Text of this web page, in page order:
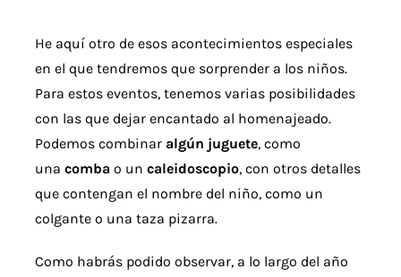
He aquí otro de esos acontecimientos especiales
en el que tendremos que sorprender a los niños.
Para estos eventos, tenemos varias posibilidades
con las que dejar encantado al homenajeado.
Podemos combinar algún juguete, como
una comba o un caleidoscopio, con otros detalles
que contengan el nombre del niño, como un
colgante o una taza pizarra.
Como habrás podido observar, a lo largo del año